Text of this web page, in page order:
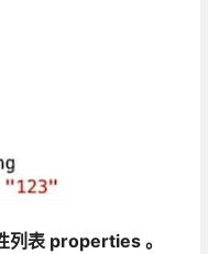
列表 properties 。